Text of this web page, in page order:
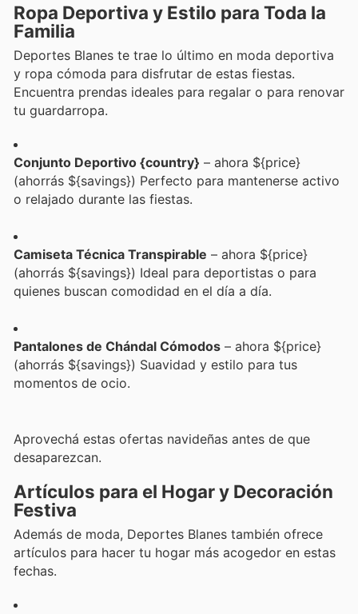
Ropa Deportiva y Estilo para Toda la
Familia
Deportes Blanes te trae lo último en moda deportiva
y ropa cómoda para disfrutar de estas fiestas.
Encuentra prendas ideales para regalar o para renovar
tu guardarropa.
Conjunto Deportivo {country} – ahora ${price}
(ahorrás ${savings}) Perfecto para mantenerse activo
o relajado durante las fiestas.
Camiseta Técnica Transpirable – ahora ${price}
(ahorrás ${savings}) Ideal para deportistas o para
quienes buscan comodidad en el día a día.
Pantalones de Chándal Cómodos – ahora ${price}
(ahorrás ${savings}) Suavidad y estilo para tus
momentos de ocio.
Aprovechá estas ofertas navideñas antes de que
desaparezcan.
Artículos para el Hogar y Decoración
Festiva
Además de moda, Deportes Blanes también ofrece
artículos para hacer tu hogar más acogedor en estas
fechas.